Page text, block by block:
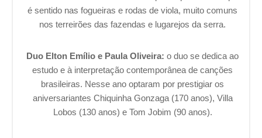
é sentido nas fogueiras e rodas de viola, muito comuns
nos terreirões das fazendas e lugarejos da serra.
Duo Elton Emílio e Paula Oliveira: o duo se dedica ao
estudo e à interpretação contemporânea de canções
brasileiras. Nesse ano optaram por prestigiar os
aniversariantes Chiquinha Gonzaga (170 anos), Villa
Lobos (130 anos) e Tom Jobim (90 anos).